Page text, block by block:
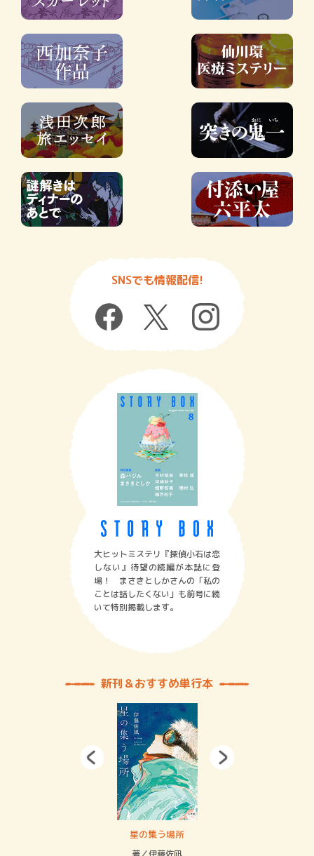
SNSでも情報配信!
大ヒットミステリ『探偵小石は恋
しない』待望の続編が本誌に登
場！ まさきとしかさんの「私の
ことは話したくない」も前号に続
いて特別掲載します。
新刊＆おすすめ単行本
星の集う場所